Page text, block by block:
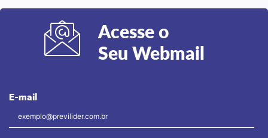
Acesse o
Seu Webmail
E-mail